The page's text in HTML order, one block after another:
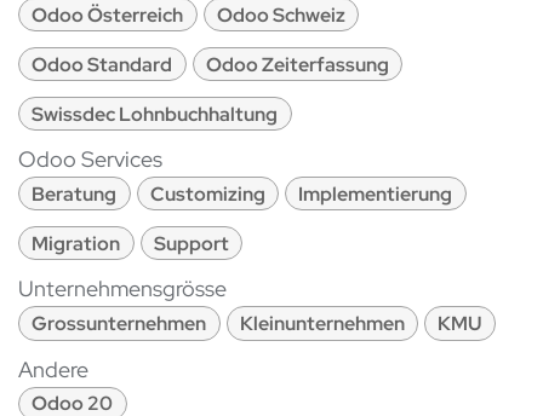
Odoo Österreich
Odoo Schweiz
Odoo Standard
Odoo Zeiterfassung
Swissdec Lohnbuchhaltung
Odoo Services
Beratung Customizing
Implementierung
Migration
Support
Unternehmensgrösse
Grossunternehmen Kleinunternehmen KMU
Andere
Odoo 20